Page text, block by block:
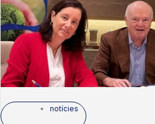
notícies